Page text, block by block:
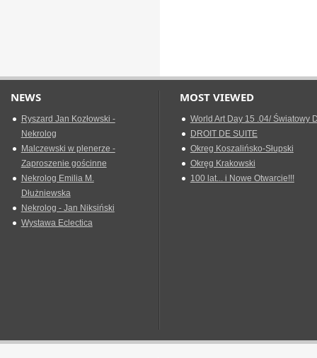
NEWS
Ryszard Jan Kozłowski -
Nekrolog
Malczewski w plenerze -
Zaproszenie gościnne
Nekrolog Emilia M.
Dłużniewska
Nekrolog - Jan Niksiński
Wystawa Eclectica
MOST VIEWED
World Art Day 15 .04/ Światowy
DROIT DE SUITE
Okreg Koszalińsko-Słupski
Okręg Krakowski
100 lat... i Nowe Otwarcie!!!